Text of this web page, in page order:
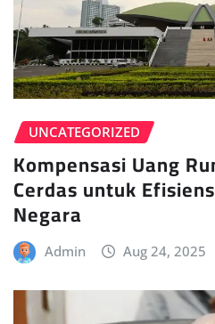
UNCATEGORIZED
Kompensasi Uang
Cerdas untuk
Negara
Admin Aug 24, 2025